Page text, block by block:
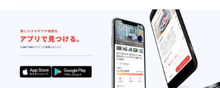
リーン
にお名
前がな
がれま
す。 ※
支援
時、必
ず備考
欄にご
希望の
にお名
前がな
がれま
す。 ※
こちら
からの
メール
に記入
がない
場合は
ジット
映像に
掲載 ※
上映前
に巨大
スク
リーン
にお名
前がな
がれま
いる人
数分の
ポップ
コーン
とお飲
み物
（ソフ
トドリ
ンク）
をご提
乗って
いる人
数分の
ポップ
コーン
とお飲
み物
（ソフ
トドリ
ンク）
ンとお
飲み物
ご提供
※１車輛
4名様ま
でご利
用いた
だける
シア
ターチ